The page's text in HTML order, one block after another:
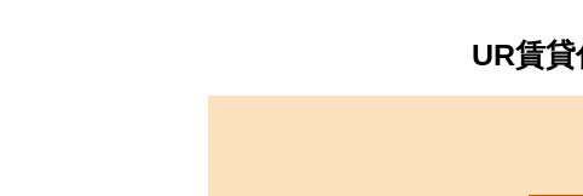
UR賃